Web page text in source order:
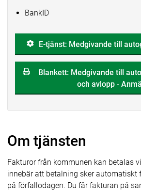
BankID
E-tjänst: Medgivande till
Blankett: Medgivande till
och avlopp -
Om tjänsten
Fakturor från kommunen kan betalas
innebär att betalning sker automatiskt
på förfallodagen. Du får fakturan på